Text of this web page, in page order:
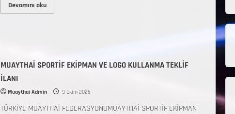
Devamını oku
MUAYTHAİ SPORTİF EKİPMAN VE LOGO KULLANMA TEKLİF
İLANI
Muaythai Admin 9 Ekim 2025
TÜRKİYE MUAYTHAİ FEDERASYONUMUAYTHAİ SPORTİF EKİPMAN